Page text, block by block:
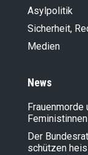
Asylpolitik
Sicherheit,
Medien
News
Der
schützen